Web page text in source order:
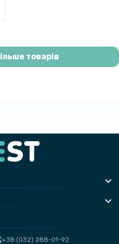
товарів
+38 (032) 288-01-92